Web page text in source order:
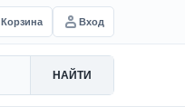
Корзина Вход
НАЙТИ